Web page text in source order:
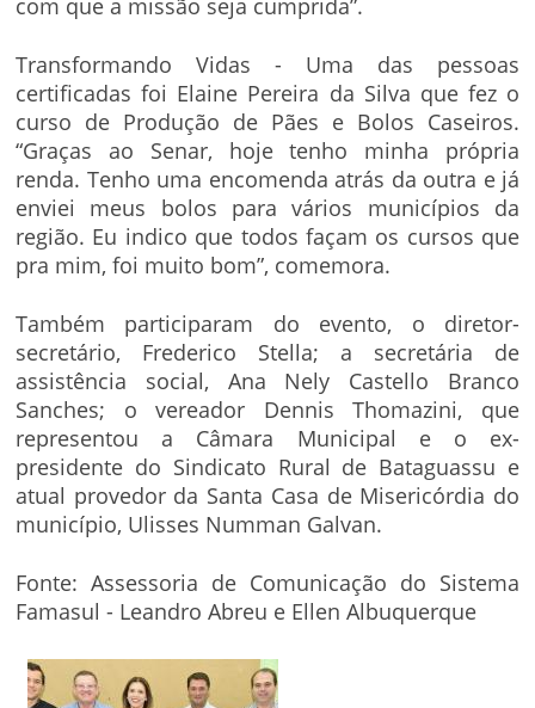
com que a missão seja cumprida”.
Transformando Vidas - Uma das pessoas
certificadas foi Elaine Pereira da Silva que fez o
curso de Produção de Pães e Bolos Caseiros.
“Graças ao Senar, hoje tenho minha própria
renda. Tenho uma encomenda atrás da outra e já
enviei meus bolos para vários municípios da
região. Eu indico que todos façam os cursos que
pra mim, foi muito bom”, comemora.
Também participaram do evento, o diretor-
secretário, Frederico Stella; a secretária de
assistência social, Ana Nely Castello Branco
Sanches; o vereador Dennis Thomazini, que
representou a Câmara Municipal e o ex-
presidente do Sindicato Rural de Bataguassu e
atual provedor da Santa Casa de Misericórdia do
município, Ulisses Numman Galvan.
Fonte: Assessoria de Comunicação do Sistema
Famasul - Leandro Abreu e Ellen Albuquerque